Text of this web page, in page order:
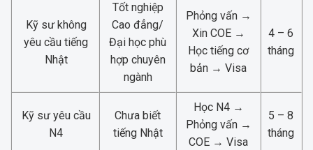
Kỹ sư không
yêu cầu tiếng
Nhật
Tốt nghiệp
Cao đẳng/
Đại học phù
hợp chuyên
ngành
Phỏng vấn →
Xin COE →
Học tiếng cơ
bản → Visa
4 – 6
tháng
Kỹ sư yêu cầu
N4
Chưa biết
tiếng Nhật
Học N4 →
Phỏng vấn →
COE → Visa
5 – 8
tháng